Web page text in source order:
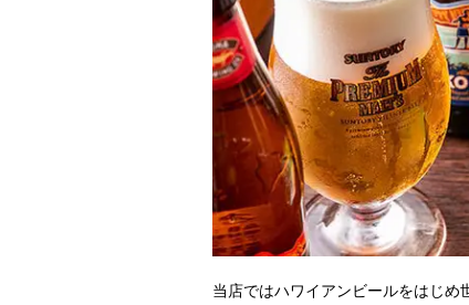
当店ではハワイアンビールをはじ